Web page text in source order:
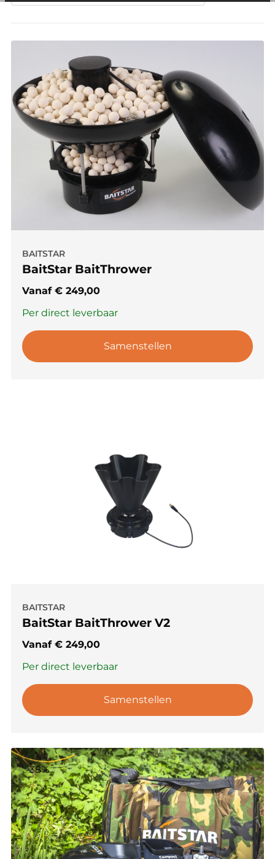
BAITSTAR
BaitStar BaitThrower
Vanaf € 249,00
Per direct leverbaar
Samenstellen
BAITSTAR
BaitStar BaitThrower V2
Vanaf € 249,00
Per direct leverbaar
Samenstellen
-38%